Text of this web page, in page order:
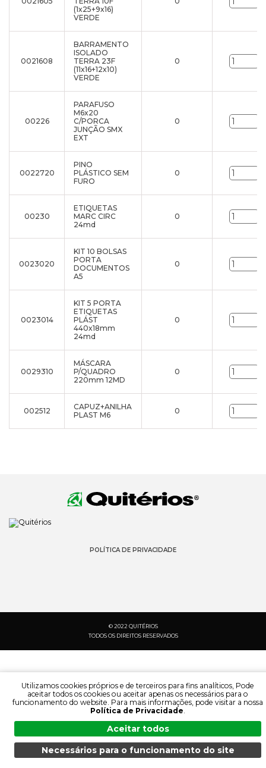
(1x25+9x16)
VERDE
0021608
BARRAMENTO
ISOLADO
TERRA 23F
(11x16+12x10)
VERDE
0
00226
PARAFUSO
M6x20
C/PORCA
JUNÇÃO SMX
EXT
0
0022720
PINO
PLÁSTICO SEM
FURO
0
00230
ETIQUETAS
MARC CIRC
24md
0
0023020
KIT 10 BOLSAS
PORTA
DOCUMENTOS
A5
0
0023014
KIT 5 PORTA
ETIQUETAS
PLÁST
440x18mm
24md
0
0029310
MÁSCARA
P/QUADRO
220mm 12MD
0
002512
CAPUZ+ANILHA
PLAST M6
0
POLÍTICA DE PRIVACIDADE
© 2022 QUITÉRIOS
TODOS OS DIREITOS RESERVADOS
MENU PESQUISA PRODUTOS PT
DOCUMENTAÇÃO
PESQUISA:
IDIOMA:
Utilizamos cookies próprios e de terceiros para fins analíticos, Pode
aceitar todos os cookies ou aceitar apenas os necessários para o
funcionamento do website. Para mais informações, pode visitar a nossa
Política de Privacidade.
Aceitar todos
Necessários para o funcionamento do site